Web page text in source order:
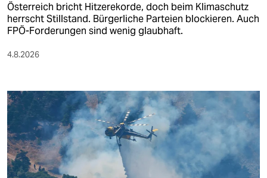
Österreich bricht Hitzerekorde, doch beim Klimaschutz
herrscht Stillstand. Bürgerliche Parteien blockieren. Auch
FPÖ-Forderungen sind wenig glaubhaft.
4.8.2026